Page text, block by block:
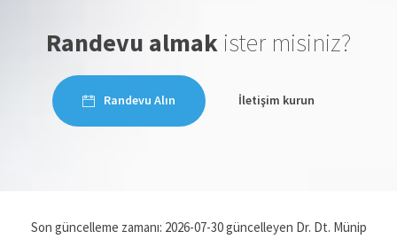
Randevu almak ister misiniz?
Randevu Alın İletişim kurun
Son güncelleme zamanı: 2026-07-30 güncelleyen Dr. Dt. Münip